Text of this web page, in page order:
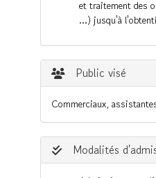
et traitement des
…) jusqu'à
Public visé
Commerciaux,
Modalités